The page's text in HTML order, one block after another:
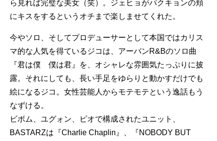
ら見れば完璧な美女（笑）。ジェヒョがパクキョンの頬
にキスをするというオチまで楽しませてくれた。
今やソロ、そしてプロデューサーとして本国ではカリス
マ的な人気を得ているジコは、アーバンR&Bのソロ曲
『君は僕 僕は君』を、オシャレな雰囲気たっぷりに披
露。それにしても、長い手足をゆらりと動かすだけでも
絵になるジコ。女性芸能人からモテモテという逸話もう
なずける。
ビボム、ユグォン、ピオで構成されたユニット、
BASTARZは『Charlie Chaplin』、『NOBODY BUT